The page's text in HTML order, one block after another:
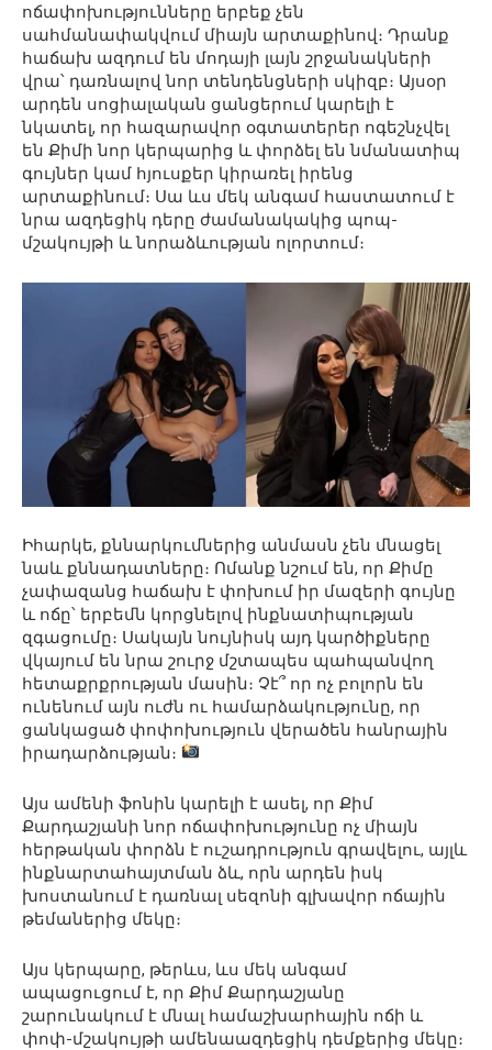
ոճափոխությունները երբեք չեն
սահմանափակվում միայն արտաքինով։ Դրանք
հաճախ ազդում են մոդայի լայն շրջանակների
վրա՝ դառնալով նոր տենդենցների սկիզբ։ Այսօր
արդեն սոցիալական ցանցերում կարելի է
նկատել, որ հազարավոր օգտատերեր ոգեշնչվել
են Քիմի նոր կերպարից և փորձել են նմանատիպ
գույներ կամ հյուսքեր կիրառել իրենց
արտաքինում։ Սա ևս մեկ անգամ հաստատում է
նրա ազդեցիկ դերը ժամանակակից պոպ-
մշակույթի և նորաձևության ոլորտում։
Իհարկե, քննարկումներից անմասն չեն մնացել
նաև քննադատները։ Ոմանք նշում են, որ Քիմը
չափազանց հաճախ է փոխում իր մազերի գույնը
և ոճը՝ երբեմն կորցնելով ինքնատիպության
զգացումը։ Սակայն նույնիսկ այդ կարծիքները
վկայում են նրա շուրջ մշտապես պահպանվող
հետաքրքրության մասին։ Չէ՞ որ ոչ բոլորն են
ունենում այն ուժն ու համարձակությունը, որ
ցանկացած փոփոխություն վերածեն հանրային
իրադարձության։
Այս ամենի ֆոնին կարելի է ասել, որ Քիմ
Քարդաշյանի նոր ոճափոխությունը ոչ միայն
հերթական փորձն է ուշադրություն գրավելու, այլև
ինքնարտահայտման ձև, որն արդեն իսկ
խոստանում է դառնալ սեզոնի գլխավոր ոճային
թեմաներից մեկը։
Այս կերպարը, թերևս, ևս մեկ անգամ
ապացուցում է, որ Քիմ Քարդաշյանը
շարունակում է մնալ համաշխարհային ոճի և
փոփ-մշակույթի ամենաազդեցիկ դեմքերից մեկը։